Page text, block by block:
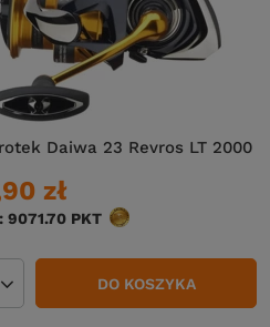
Daiwa 23 Revros LT 2000
zł
9071.70 PKT punktów
DO KOSZYKA